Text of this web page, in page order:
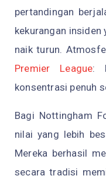
pertandingan
kekurangan
naik turun.
Premier League:
konsentrasi penuh
Bagi Nottingham
nilai yang lebih
Mereka berhasil
secara tradisi